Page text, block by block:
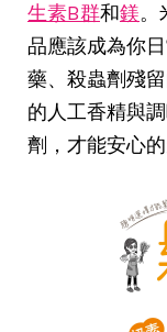
生素B群和鎂。
品應該成為你
藥、殺蟲劑殘
的人工香精與
劑，才能安心的